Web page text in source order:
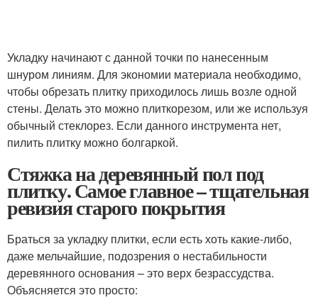
Укладку начинают с данной точки по нанесенным
шнуром линиям. Для экономии материала необходимо,
чтобы обрезать плитку приходилось лишь возле одной
стены. Делать это можно плиткорезом, или же используя
обычный стеклорез. Если данного инструмента нет,
пилить плитку можно болгаркой.
Стяжка на деревянный пол под
плитку. Самое главное – тщательная
ревизия старого покрытия
Браться за укладку плитки, если есть хоть какие-либо,
даже мельчайшие, подозрения о нестабильности
деревянного основания – это верх безрассудства.
Объясняется это просто: